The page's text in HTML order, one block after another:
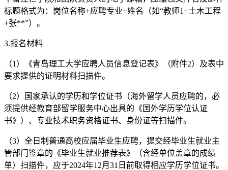
标题格式为：岗位名称+应聘专业+姓名（如“教师1+土木工程
+张**”）。
3.报名材料
（1）《青岛理工大学应聘人员信息登记表》（附件2）及表中
要求提供的证明材料扫描件。
（2）国家承认的学历和学位证书（海外留学人员应聘的，必
须提供经教育部留学服务中心出具的《国外学历学位认证
书》）、专业技术职务资格证书、身份证等扫描件。
（3）全日制普通高校应届毕业生应聘，提交经毕业生就业主
管部门签章的《毕业生就业推荐表》（含经单位盖章的成绩
单）扫描件，应于2024年12月31日前取得相应学历学位证书。